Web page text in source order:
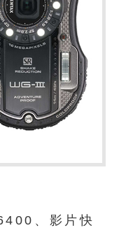
、影片快